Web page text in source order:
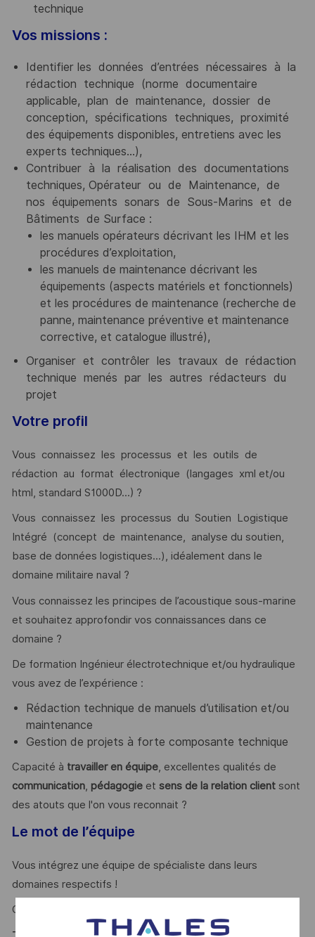
technique
Vos missions :
Identifier les données d’entrées nécessaires à la
rédaction technique (norme documentaire
applicable, plan de maintenance, dossier de
conception, spécifications techniques, proximité
des équipements disponibles, entretiens avec les
experts techniques...),
Contribuer à la réalisation des documentations
techniques, Opérateur ou de Maintenance, de
nos équipements sonars de Sous-Marins et de
Bâtiments de Surface :
les manuels opérateurs décrivant les IHM et les
procédures d’exploitation,
les manuels de maintenance décrivant les
équipements (aspects matériels et fonctionnels)
et les procédures de maintenance (recherche de
panne, maintenance préventive et maintenance
corrective, et catalogue illustré),
Organiser et contrôler les travaux de rédaction
technique menés par les autres rédacteurs du
projet
Votre profil
Vous connaissez les processus et les outils de
rédaction au format électronique (langages xml et/ou
html, standard S1000D...) ?
Vous connaissez les processus du Soutien Logistique
Intégré (concept de maintenance, analyse du soutien,
base de données logistiques...), idéalement dans le
domaine militaire naval ?
Vous connaissez les principes de l’acoustique sous-marine
et souhaitez approfondir vos connaissances dans ce
domaine ?
De formation Ingénieur électrotechnique et/ou hydraulique
vous avez de l’expérience :
Rédaction technique de manuels d’utilisation et/ou
maintenance
Gestion de projets à forte composante technique
Capacité à travailler en équipe, excellentes qualités de
communication, pédagogieet sens de la relation clientsont
des atouts que l'on vous reconnait ?
Le mot de l’équipe
Vous intégrez une équipe de spécialiste dans leurs
domaines respectifs !
Ghislain